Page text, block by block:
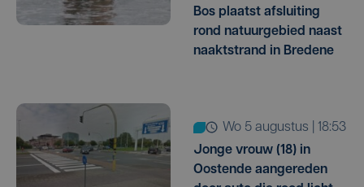
Bos plaatst afsluiting
rond natuurgebied naast
naaktstrand in Bredene
wo 5 augustus | 18:53
Jonge vrouw (18) in
Oostende aangereden